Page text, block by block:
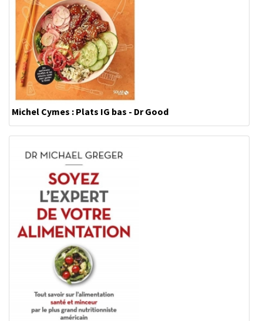
Michel Cymes : Plats IG bas - Dr Good